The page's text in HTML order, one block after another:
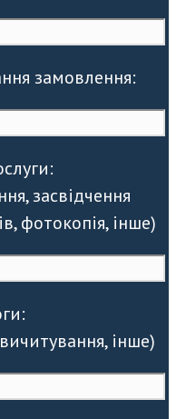
замовлення:
засвідчення
фотокопія, інше)
інше)